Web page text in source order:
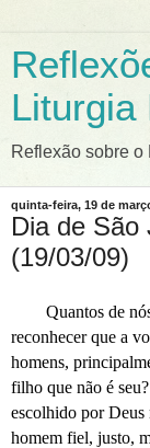
Liturgia
Reflexão sobre
quinta-feira, 19 de
Dia de São
(19/03/09)
Quantos de
reconhecer que a
homens,
filho que não é
escolhido por Deus
homem fiel, justo,